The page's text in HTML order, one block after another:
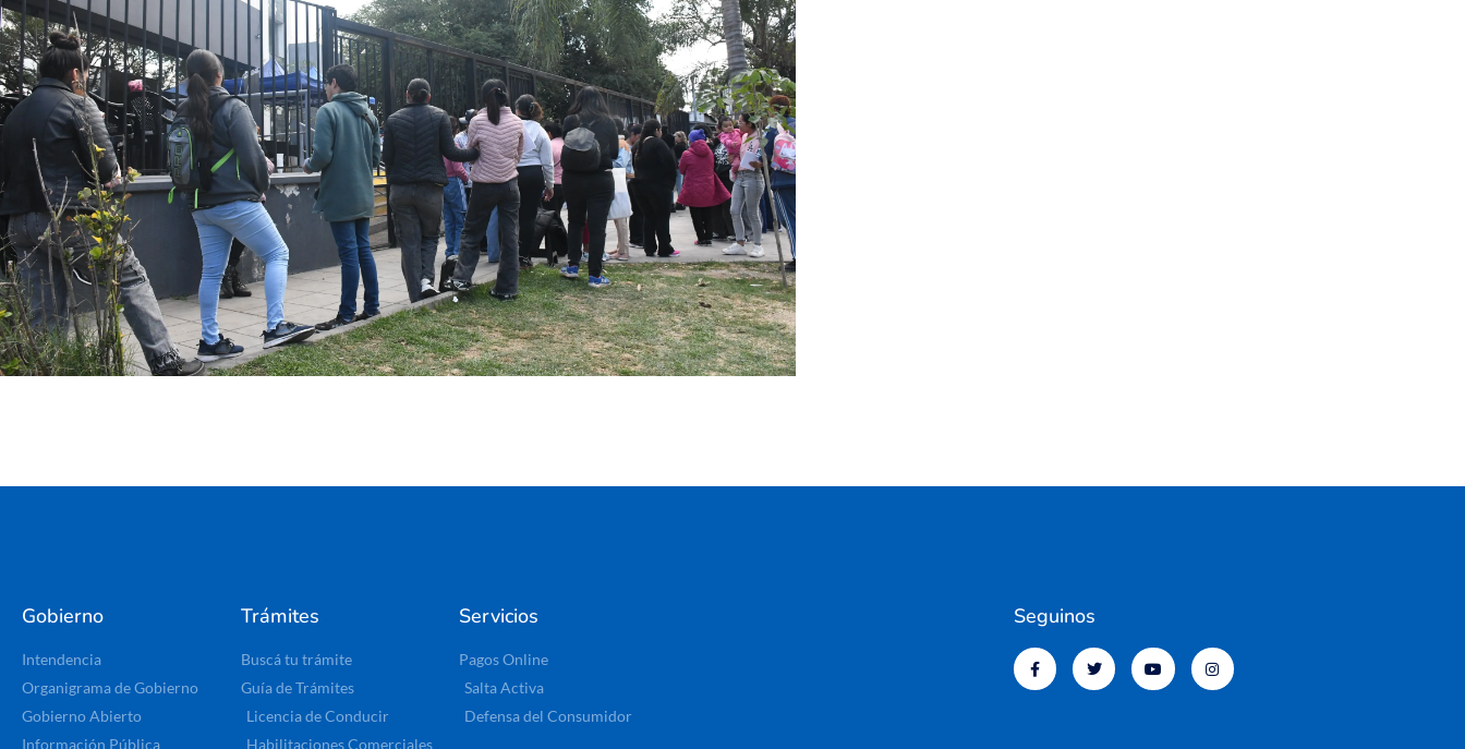
Gobierno
Intendencia
Organigrama de Gobierno
Gobierno Abierto
Información Pública
Trámites
Buscá tu trámite
Guía de Trámites
Licencia de Conducir
Habilitaciones Comerciales
Servicios
Pagos Online
Salta Activa
Defensa del Consumidor
Seguinos